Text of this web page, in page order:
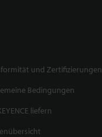
und Zertifizierungen
Bedingungen
liefern